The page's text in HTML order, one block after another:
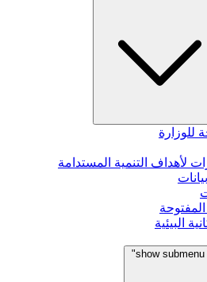
للوزارة
لأهداف التنمية المستدامة
البيئية
show submenu